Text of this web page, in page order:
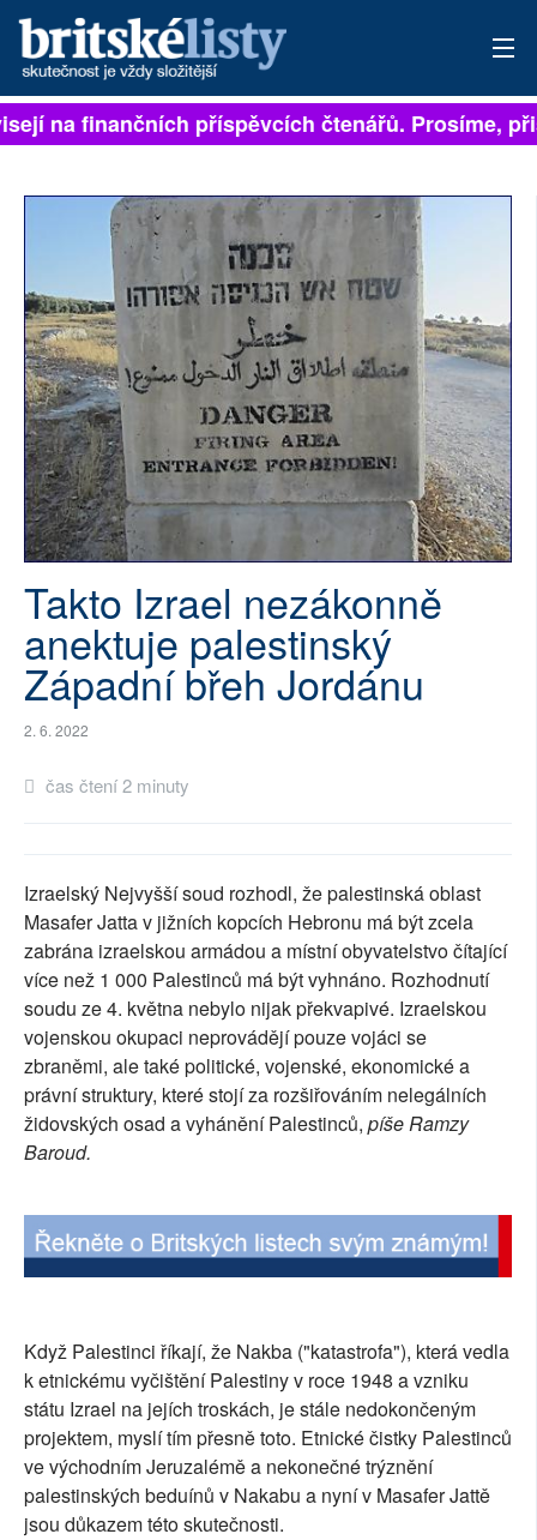
PŘIHLÁSIT
ROZHOVORY
TÉMATA
NEJČTENĚJŠÍ ZA 7 DNÍ
AUTOŘI
PŘÍSPĚVKY NA PROVOZ
SOCIÁLNÍ SÍTĚ
RUBRIKY
PLNÁ VERZE STRÁNEK
na finančních příspěvcích čtenářů. Prosíme,
Takto Izrael nezákonně
anektuje palestinský
Západní břeh Jordánu
2. 6. 2022
čas čtení 2 minuty
Izraelský Nejvyšší soud rozhodl, že palestinská oblast
Masafer Jatta v jižních kopcích Hebronu má být zcela
zabrána izraelskou armádou a místní obyvatelstvo čítající
více než 1 000 Palestinců má být vyhnáno. Rozhodnutí
soudu ze 4. května nebylo nijak překvapivé. Izraelskou
vojenskou okupaci neprovádějí pouze vojáci se
zbraněmi, ale také politické, vojenské, ekonomické a
právní struktury, které stojí za rozšiřováním nelegálních
židovských osad a vyhánění Palestinců, píše Ramzy
Baroud.
Když Palestinci říkají, že Nakba ("katastrofa"), která vedla
k etnickému vyčištění Palestiny v roce 1948 a vzniku
státu Izrael na jejích troskách, je stále nedokončeným
projektem, myslí tím přesně toto. Etnické čistky Palestinců
ve východním Jeruzalémě a nekonečné trýznění
palestinských beduínů v Nakabu a nyní v Masafer Jattě
jsou důkazem této skutečnosti.